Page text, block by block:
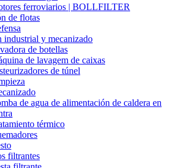
ferroviarios | BOLLFILTER
de flotas
industrial y mecanizado
de botellas
de lavagem de caixas
de túnel
de agua de alimentación de caldera en
térmico
filtrantes